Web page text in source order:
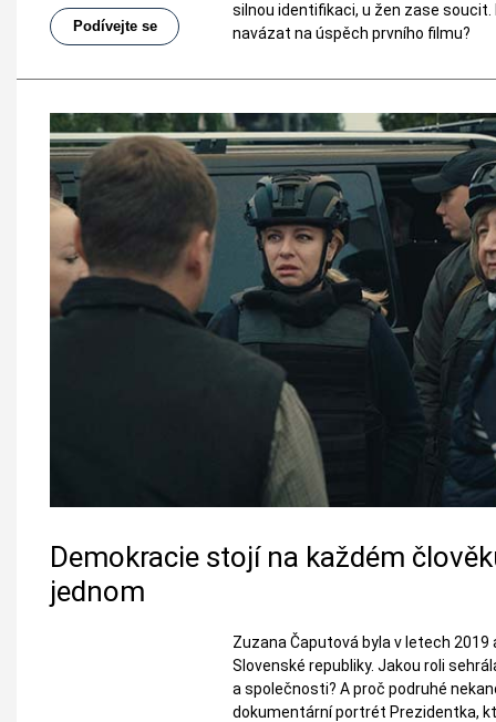
Podívejte se
silnou identifikaci, u žen zase soucit.
navázat na úspěch prvního filmu?
Demokracie stojí na každém
jednom
Zuzana Čaputová byla v letech
Slovenské republiky. Jakou roli
a společnosti? A proč podruhé
dokumentární portrét Prezidentka,